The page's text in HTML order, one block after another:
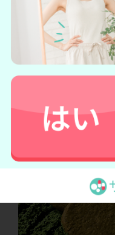
ベースフード公式サイ
ベースフード